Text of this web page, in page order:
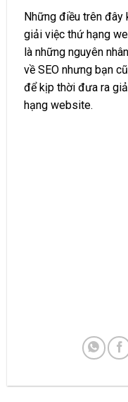
Những điều trên đây
giải việc thứ hạng
là những nguyên
về SEO nhưng bạn
để kịp thời đưa ra
hạng website.